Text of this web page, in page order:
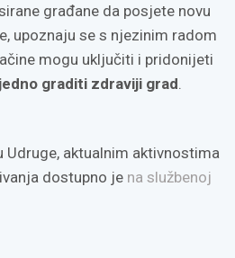
građane da posjete novu
upoznaju se s njezinim radom
mogu uključiti i pridonijeti
graditi zdraviji grad.
aktualnim aktivnostima
dostupno je na službenoj